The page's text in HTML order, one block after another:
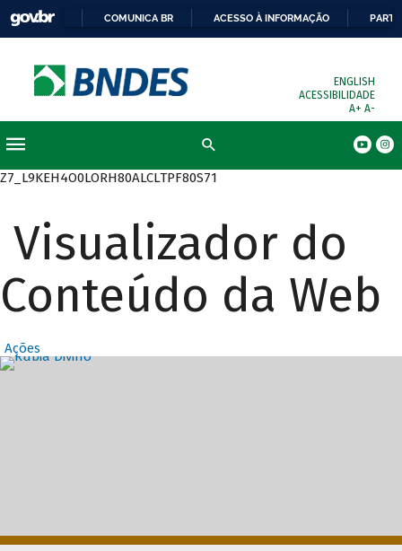
COMUNICA BR ACESSO À INFORMAÇÃO
ENGLISH
ACESSIBILIDADE
A+ A-
Z7_L9KEH4O0LORH80ALCLTPF80S71
Visualizador do
Conteúdo da Web
Ações
Destaques